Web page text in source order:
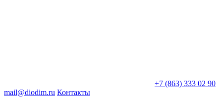
+7 (863) 333 02 90
mail@diodim.ru Контакты